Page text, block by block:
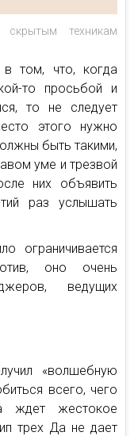
техникам
в том, что, когда
то просьбой и
то не следует
этого нужно
быть такими,
уме и трезвой
них объявить
раз услышать
ограничивается
оно очень
ведущих
«волшебную
всего, чего
ждет жестокое
трех Да не дает